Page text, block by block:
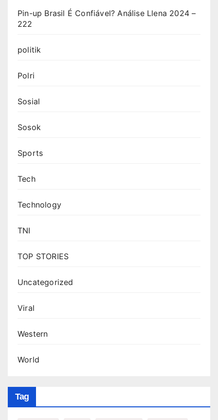
Pin-up Brasil É Confiável? Análise Llena 2024 –
222
politik
Polri
Sosial
Sosok
Sports
Tech
Technology
TNI
TOP STORIES
Uncategorized
Viral
Western
World
Tag